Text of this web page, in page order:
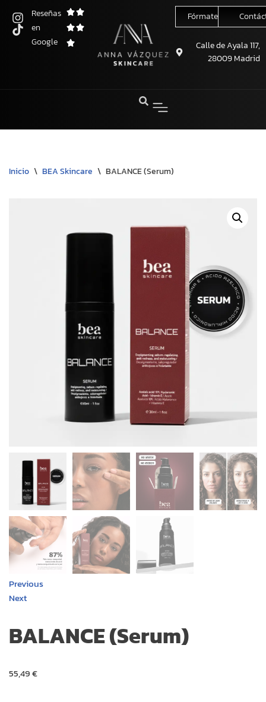
Saltar
Reseñas
en
Google
Fórmate conmigo
Calle de Ayala 117,
28009 Madrid
Inicio \ BEA Skincare \ BALANCE (Serum)
Previous
Next
BALANCE (Serum)
55,49€